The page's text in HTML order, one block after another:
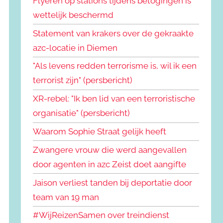
wettelijk beschermd
Statement van krakers over de gekraakte
azc-locatie in Diemen
"Als levens redden terrorisme is, wil ik een
terrorist zijn" (persbericht)
XR-rebel: "Ik ben lid van een terroristische
organisatie" (persbericht)
Waarom Sophie Straat gelijk heeft
Zwangere vrouw die werd aangevallen
door agenten in azc Zeist doet aangifte
Jaison verliest tanden bij deportatie door
team van 19 man
#WijReizenSamen over treindienst